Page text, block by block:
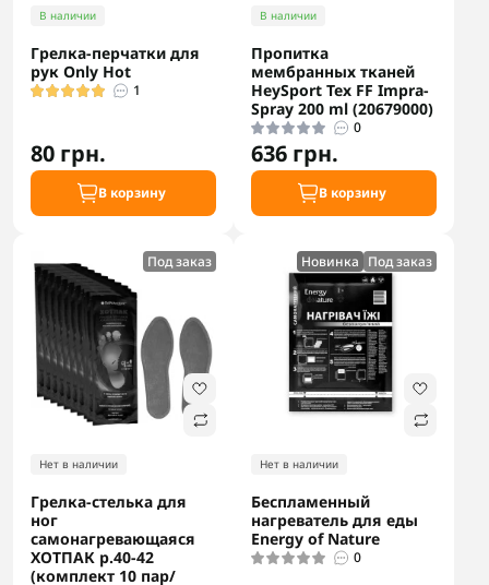
В наличии
Грелка-перчатки для
рук Only Hot
1
80 грн.
В корзину
В наличии
Пропитка
мембранных тканей
HeySport Tex FF Impra-
Spray 200 ml (20679000)
0
636 грн.
В корзину
Под заказ
Нет в наличии
Грелка-стелька для
ног
самонагревающаяся
ХОТПАК р.40-42
(комплект 10 пар/
Новинка Под заказ
Нет в наличии
Беспламенный
нагреватель для еды
Energy of Nature
0